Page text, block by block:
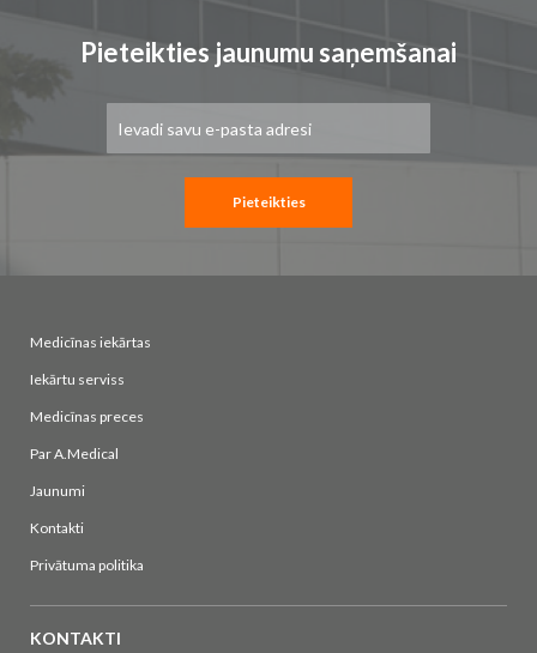
Pieteikties jaunumu saņemšanai
saņemšanai:
Pieteikties
Medicīnas iekārtas
Iekārtu serviss
Medicīnas preces
Par A.Medical
Jaunumi
Kontakti
Privātuma politika
KONTAKTI